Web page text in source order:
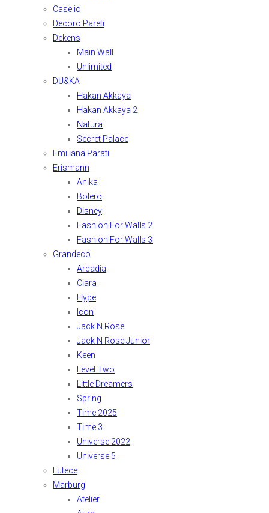
Caselio
Decoro Pareti
Dekens
Main Wall
Unlimited
DU&KA
Hakan Akkaya
Hakan Akkaya 2
Natura
Secret Palace
Emiliana Parati
Erismann
Anika
Bolero
Disney
Fashion For Walls 2
Fashion For Walls 3
Grandeco
Arcadia
Ciara
Hype
Icon
Jack N Rose
Jack N Rose Junior
Keen
Level Two
Little Dreamers
Spring
Time 2025
Time 3
Universe 2022
Universe 5
Lutece
Marburg
Atelier